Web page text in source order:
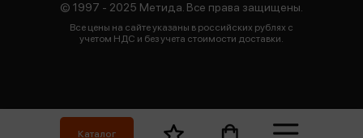
Каталог
© 1997 - 2025 Метида. Все права защищены.
Все цены на сайте указаны в российских рублях с
учетом НДС и без учета стоимости доставки.